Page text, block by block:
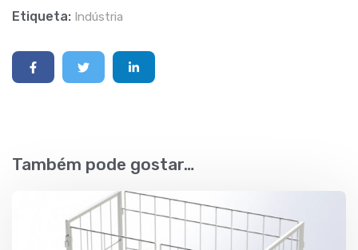
Etiqueta: Indústria
Também pode gostar…